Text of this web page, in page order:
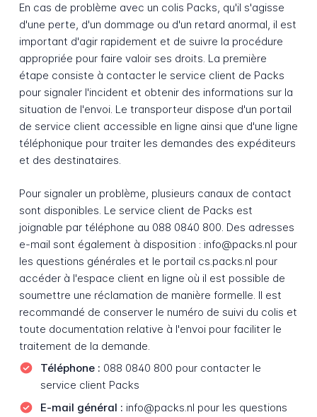
En cas de problème avec un colis Packs, qu'il s'agisse
d'une perte, d'un dommage ou d'un retard anormal, il est
important d'agir rapidement et de suivre la procédure
appropriée pour faire valoir ses droits. La première
étape consiste à contacter le service client de Packs
pour signaler l'incident et obtenir des informations sur la
situation de l'envoi. Le transporteur dispose d'un portail
de service client accessible en ligne ainsi que d'une ligne
téléphonique pour traiter les demandes des expéditeurs
et des destinataires.
Pour signaler un problème, plusieurs canaux de contact
sont disponibles. Le service client de Packs est
joignable par téléphone au 088 0840 800. Des adresses
e-mail sont également à disposition : info@packs.nl pour
les questions générales et le portail cs.packs.nl pour
accéder à l'espace client en ligne où il est possible de
soumettre une réclamation de manière formelle. Il est
recommandé de conserver le numéro de suivi du colis et
toute documentation relative à l'envoi pour faciliter le
traitement de la demande.
Téléphone : 088 0840 800 pour contacter le
service client Packs
E-mail général : info@packs.nl pour les questions